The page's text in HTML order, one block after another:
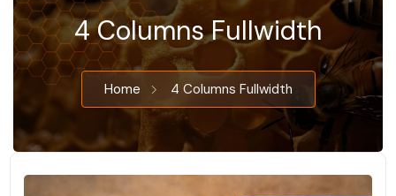
4 Columns Fullwidth
Home 4 Columns Fullwidth